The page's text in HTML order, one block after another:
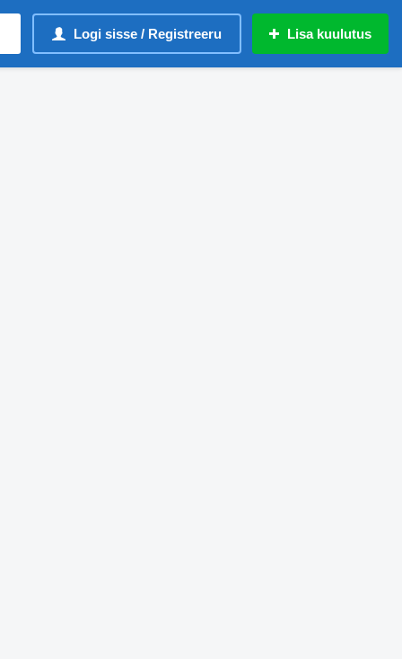
Logi sisse / Registreeru Lisa kuulutus